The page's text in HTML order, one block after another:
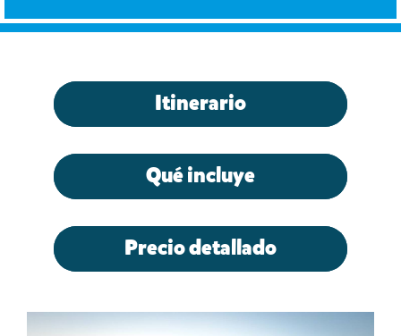
Itinerario
Qué incluye
Precio detallado